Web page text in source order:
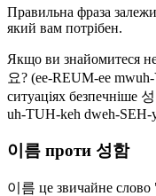
Правильна фраза
який вам потрібен.
Якщо ви знайомитеся
요? (ee-REUM-ee
ситуаціях безпечніше
uh-TUH-keh dweh-SEH-
이름 проти 성함
이름 це звичайне